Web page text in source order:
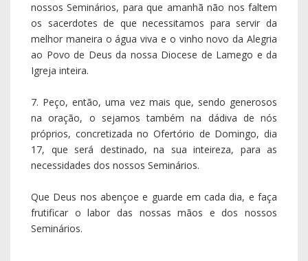
nossos Seminários, para que amanhã não nos faltem
os sacerdotes de que necessitamos para servir da
melhor maneira o água viva e o vinho novo da Alegria
ao Povo de Deus da nossa Diocese de Lamego e da
Igreja inteira.
7. Peço, então, uma vez mais que, sendo generosos
na oração, o sejamos também na dádiva de nós
próprios, concretizada no Ofertório de Domingo, dia
17, que será destinado, na sua inteireza, para as
necessidades dos nossos Seminários.
Que Deus nos abençoe e guarde em cada dia, e faça
frutificar o labor das nossas mãos e dos nossos
Seminários.